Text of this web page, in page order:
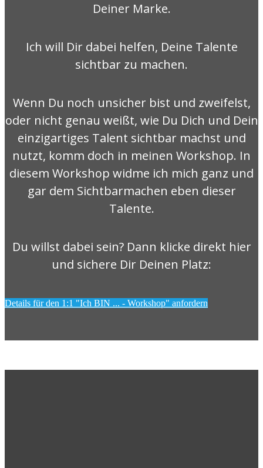
Deiner Marke.
Ich will Dir dabei helfen, Deine Talente
sichtbar zu machen.
Wenn Du noch unsicher bist und zweifelst,
oder nicht genau weißt, wie Du Dich und Dein
einzigartiges Talent sichtbar machst und
nutzt, komm doch in meinen Workshop. In
diesem Workshop widme ich mich ganz und
gar dem Sichtbarmachen eben dieser
Talente.
Du willst dabei sein? Dann klicke direkt hier
und sichere Dir Deinen Platz:
Details für den 1:1 "Ich BIN ... - Workshop" anfordern